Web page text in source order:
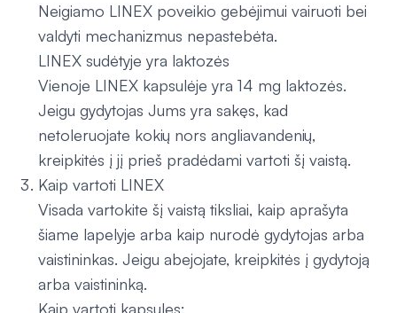
Neigiamo LINEX poveikio gebėjimui vairuoti bei
valdyti mechanizmus nepastebėta.
LINEX sudėtyje yra laktozės
Vienoje LINEX kapsulėje yra 14 mg laktozės.
Jeigu gydytojas Jums yra sakęs, kad
netoleruojate kokių nors angliavandenių,
kreipkitės į jį prieš pradėdami vartoti šį vaistą.
Kaip vartoti LINEX
Visada vartokite šį vaistą tiksliai, kaip aprašyta
šiame lapelyje arba kaip nurodė gydytojas arba
vaistininkas. Jeigu abejojate, kreipkitės į gydytoją
arba vaistininką.
Kaip vartoti kapsules: